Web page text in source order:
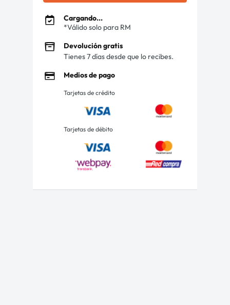
Cargando...
*Válido solo para RM
Devolución gratis
Tienes 7 días desde que lo recibes.
Medios de pago
Tarjetas de crédito
Tarjetas de débito